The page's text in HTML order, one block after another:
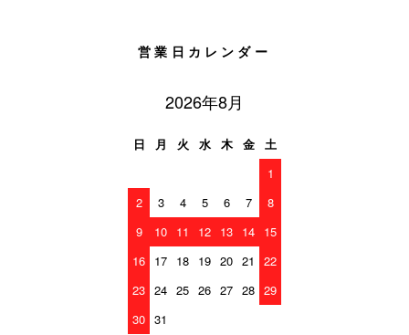
営業日カレンダー
2026年8月
日 月 火 水 木 金
土
1
2
3 4 5 6 7
8
9
10 11 12 13 14 15
16 17 18 19 20 21
22
23 24 25 26 27 28 29
30 31